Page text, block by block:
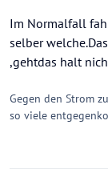
Im Normalfall
selber
,gehtdas halt
Gegen den Strom
so viele